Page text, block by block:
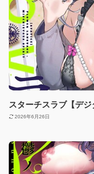
スターチスラブ【デジ
2026年6月26日